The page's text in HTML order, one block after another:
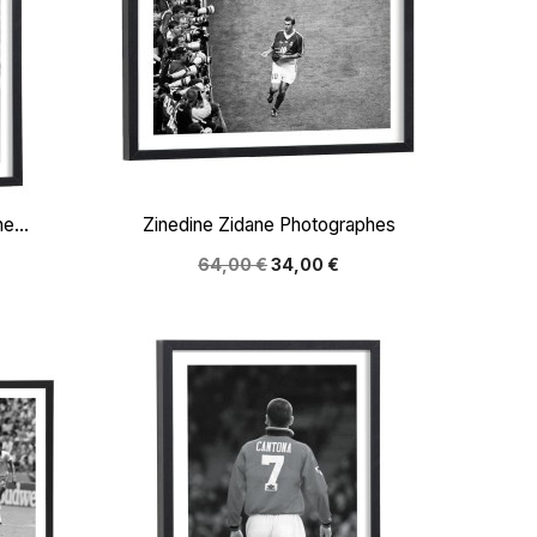
 Aperçu rapide
Zinedine Zidane Photographes
64,00 €34,00 €